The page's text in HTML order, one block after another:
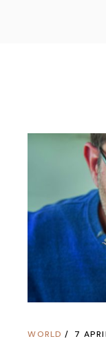
WORLD 7